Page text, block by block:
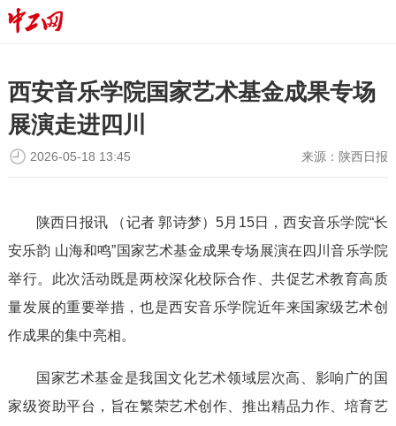
西安音乐学院国家艺术基金成果专场
展演走进四川
来源： 陕西日报
2026-05-18 13:45
陕西日报讯 （记者 郭诗梦）5月15日，西安音乐学院“长
安乐韵 山海和鸣”国家艺术基金成果专场展演在四川音乐学院
举行。此次活动既是两校深化校际合作、共促艺术教育高质
量发展的重要举措，也是西安音乐学院近年来国家级艺术创
作成果的集中亮相。
国家艺术基金是我国文化艺术领域层次高、影响广的国
家级资助平台，旨在繁荣艺术创作、推出精品力作、培育艺